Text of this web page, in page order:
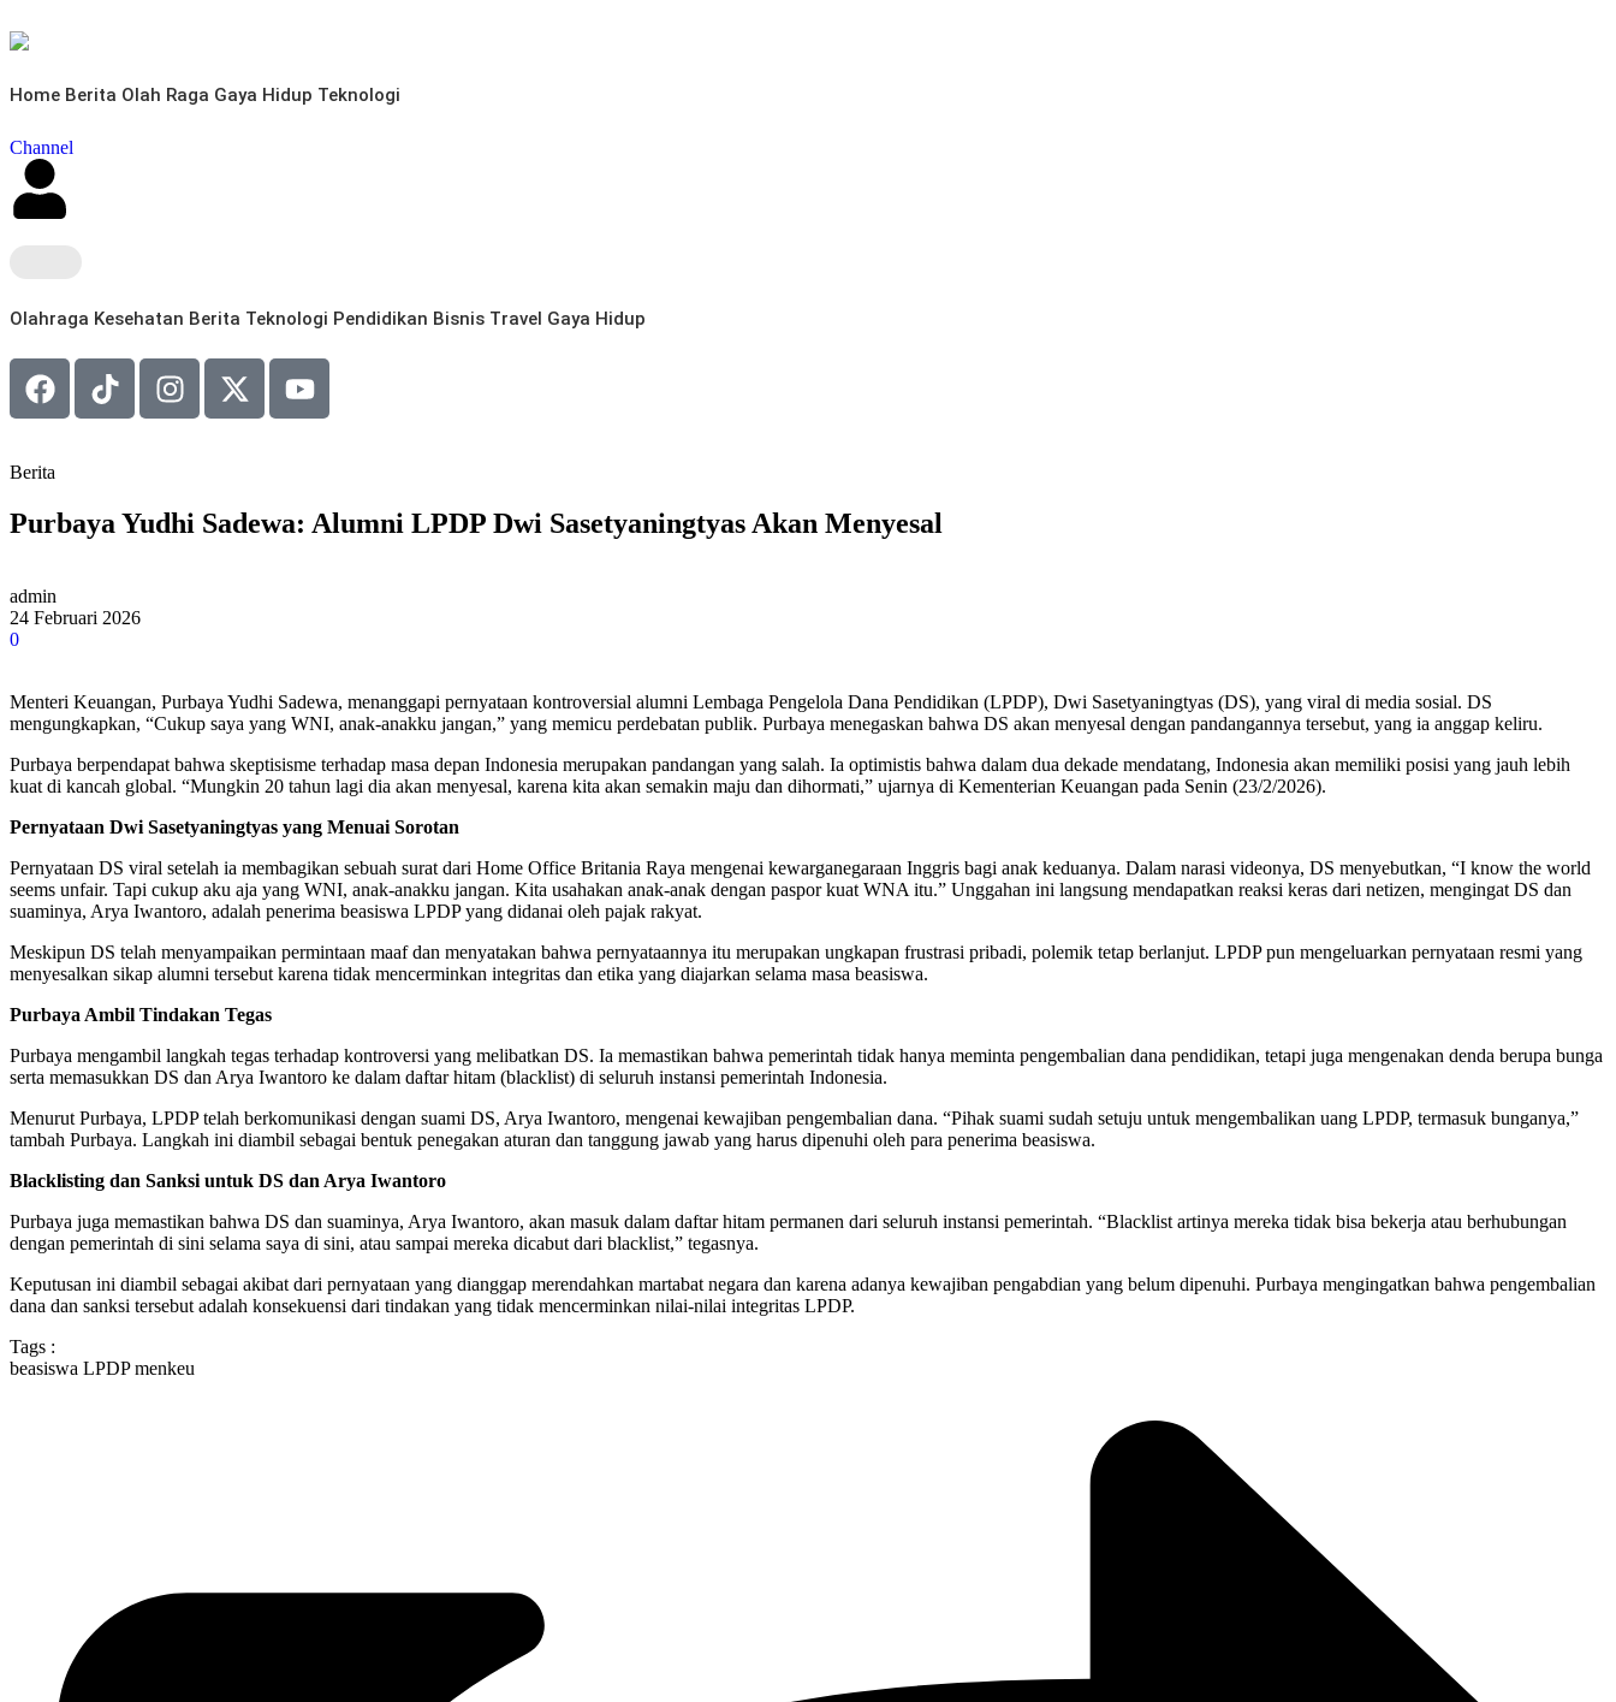
Home Berita Olah Raga Gaya Hidup Teknologi
Channel
Olahraga Kesehatan Berita Teknologi Pendidikan Bisnis Travel Gaya Hidup
Berita
Purbaya Yudhi Sadewa: Alumni LPDP Dwi Sasetyaningtyas Akan Menyesal
admin
24 Februari 2026
0
Menteri Keuangan, Purbaya Yudhi Sadewa, menanggapi pernyataan kontroversial alumni Lembaga Pengelola Dana Pendidikan (LPDP), Dwi Sasetyaningtyas (DS), yang viral di media sosial. DS
mengungkapkan, “Cukup saya yang WNI, anak-anakku jangan,” yang memicu perdebatan publik. Purbaya menegaskan bahwa DS akan menyesal dengan pandangannya tersebut, yang ia anggap keliru.
Purbaya berpendapat bahwa skeptisisme terhadap masa depan Indonesia merupakan pandangan yang salah. Ia optimistis bahwa dalam dua dekade mendatang, Indonesia akan memiliki posisi yang jauh lebih
kuat di kancah global. “Mungkin 20 tahun lagi dia akan menyesal, karena kita akan semakin maju dan dihormati,” ujarnya di Kementerian Keuangan pada Senin (23/2/2026).
Pernyataan Dwi Sasetyaningtyas yang Menuai Sorotan
Pernyataan DS viral setelah ia membagikan sebuah surat dari Home Office Britania Raya mengenai kewarganegaraan Inggris bagi anak keduanya. Dalam narasi videonya, DS menyebutkan, “I know the world
seems unfair. Tapi cukup aku aja yang WNI, anak-anakku jangan. Kita usahakan anak-anak dengan paspor kuat WNA itu.” Unggahan ini langsung mendapatkan reaksi keras dari netizen, mengingat DS dan
suaminya, Arya Iwantoro, adalah penerima beasiswa LPDP yang didanai oleh pajak rakyat.
Meskipun DS telah menyampaikan permintaan maaf dan menyatakan bahwa pernyataannya itu merupakan ungkapan frustrasi pribadi, polemik tetap berlanjut. LPDP pun mengeluarkan pernyataan resmi yang
menyesalkan sikap alumni tersebut karena tidak mencerminkan integritas dan etika yang diajarkan selama masa beasiswa.
Purbaya Ambil Tindakan Tegas
Purbaya mengambil langkah tegas terhadap kontroversi yang melibatkan DS. Ia memastikan bahwa pemerintah tidak hanya meminta pengembalian dana pendidikan, tetapi juga mengenakan denda berupa bunga
serta memasukkan DS dan Arya Iwantoro ke dalam daftar hitam (blacklist) di seluruh instansi pemerintah Indonesia.
Menurut Purbaya, LPDP telah berkomunikasi dengan suami DS, Arya Iwantoro, mengenai kewajiban pengembalian dana. “Pihak suami sudah setuju untuk mengembalikan uang LPDP, termasuk bunganya,”
tambah Purbaya. Langkah ini diambil sebagai bentuk penegakan aturan dan tanggung jawab yang harus dipenuhi oleh para penerima beasiswa.
Blacklisting dan Sanksi untuk DS dan Arya Iwantoro
Purbaya juga memastikan bahwa DS dan suaminya, Arya Iwantoro, akan masuk dalam daftar hitam permanen dari seluruh instansi pemerintah. “Blacklist artinya mereka tidak bisa bekerja atau berhubungan
dengan pemerintah di sini selama saya di sini, atau sampai mereka dicabut dari blacklist,” tegasnya.
Keputusan ini diambil sebagai akibat dari pernyataan yang dianggap merendahkan martabat negara dan karena adanya kewajiban pengabdian yang belum dipenuhi. Purbaya mengingatkan bahwa pengembalian
dana dan sanksi tersebut adalah konsekuensi dari tindakan yang tidak mencerminkan nilai-nilai integritas LPDP.
Tags :
beasiswa LPDPmenkeu